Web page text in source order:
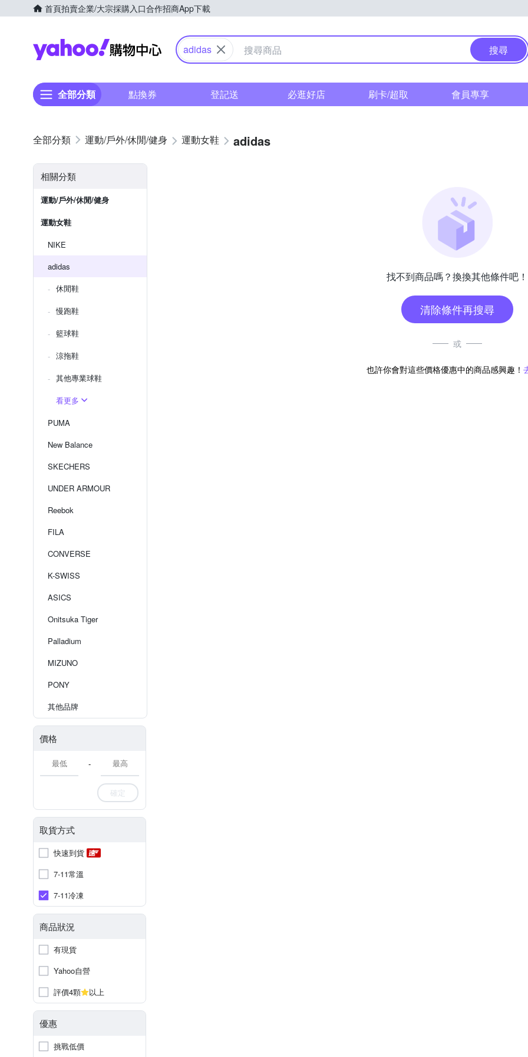
首頁拍賣企業/大宗採購入口合作招商App下載
Yahoo購物中心
adidas 搜尋
全部分類 點換券 登記送 必逛好店 刷卡/超取 會員專享
運動/戶外/休閒/健身 運動女鞋 adidas
相關分類
運動/戶外/休閒/健身
運動女鞋
NIKE
adidas
休閒鞋
慢跑鞋
籃球鞋
涼拖鞋
其他專業球鞋
看更多
PUMA
New Balance
SKECHERS
UNDER ARMOUR
Reebok
FILA
CONVERSE
K-SWISS
ASICS
Onitsuka Tiger
Palladium
MIZUNO
PONY
其他品牌
價格
-
確定
取貨方式
快速到貨
7-11常溫
7-11冷凍
商品狀況
有現貨
Yahoo自營
評價4顆
以上
優惠
挑戰低價
找不到商品嗎？換換其他條件吧！
清除條件再搜尋
或
也許你會對這些價格優惠中的商品感興趣！